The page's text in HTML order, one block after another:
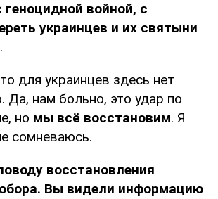
войной, с
украинцев и их святыни
.
для украинцев здесь нет
Да, нам больно, это удар по
но мы всё восстановим. Я
сомневаюсь.
восстановления
Вы видели информацию